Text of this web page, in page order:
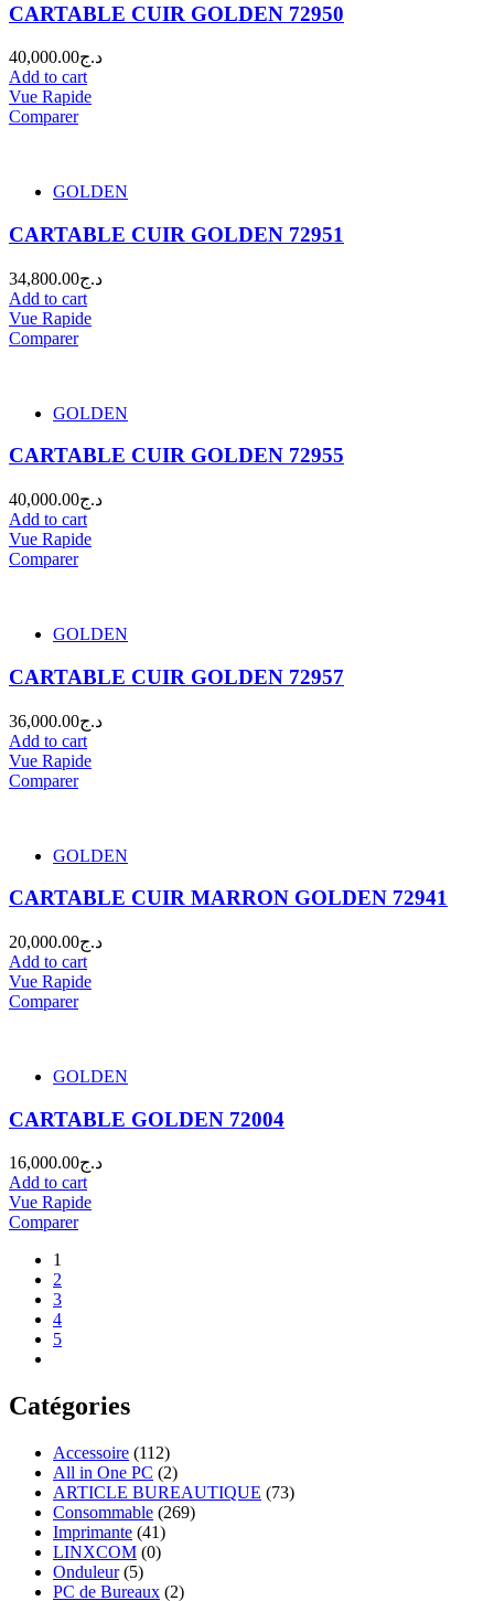
CARTABLE CUIR GOLDEN 72950
د.ج40,000.00
Add to cart
Vue Rapide
Comparer
GOLDEN
CARTABLE CUIR GOLDEN 72951
د.ج34,800.00
Add to cart
Vue Rapide
Comparer
GOLDEN
CARTABLE CUIR GOLDEN 72955
د.ج40,000.00
Add to cart
Vue Rapide
Comparer
GOLDEN
CARTABLE CUIR GOLDEN 72957
د.ج36,000.00
Add to cart
Vue Rapide
Comparer
GOLDEN
CARTABLE CUIR MARRON GOLDEN 72941
د.ج20,000.00
Add to cart
Vue Rapide
Comparer
GOLDEN
CARTABLE GOLDEN 72004
د.ج16,000.00
Add to cart
Vue Rapide
Comparer
1
2
3
4
5
Catégories
Accessoire (112)
All in One PC (2)
ARTICLE BUREAUTIQUE (73)
Consommable (269)
Imprimante (41)
LINXCOM (0)
Onduleur (5)
PC de Bureaux (2)